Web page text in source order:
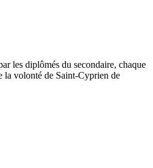
les diplômés du secondaire, chaque
la volonté de Saint-Cyprien de